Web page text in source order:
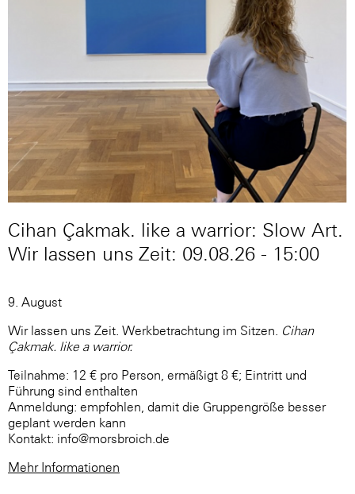
Cihan Çakmak. like a warrior: Slow Art.
Wir lassen uns Zeit: 09.08.26 - 15:00
9. August
Wir lassen uns Zeit. Werkbetrachtung im Sitzen.
Cihan
Çakmak. like a warrior.
Teilnahme: 12 € pro Person, ermäßigt 8 €; Eintritt und
Führung sind enthalten
Anmeldung: empfohlen, damit die Gruppengröße besser
geplant werden kann
Kontakt: info@morsbroich.de
Mehr Informationen